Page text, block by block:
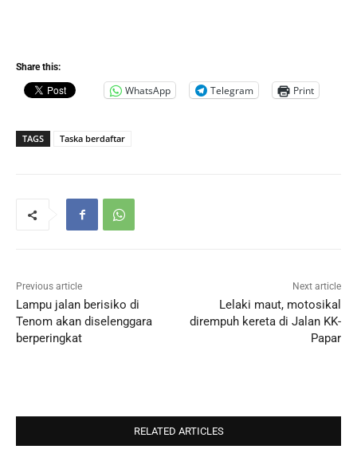
Share this:
WhatsApp Telegram Print
TAGS Taska berdaftar
Previous article
Lampu jalan berisiko di
Tenom akan diselenggara
berperingkat
Next article
Lelaki maut, motosikal
dirempuh kereta di Jalan KK-
Papar
RELATED ARTICLES